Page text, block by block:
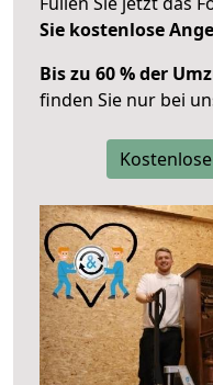
Sie kostenlose
Bis zu 60 % der
finden Sie nur bei